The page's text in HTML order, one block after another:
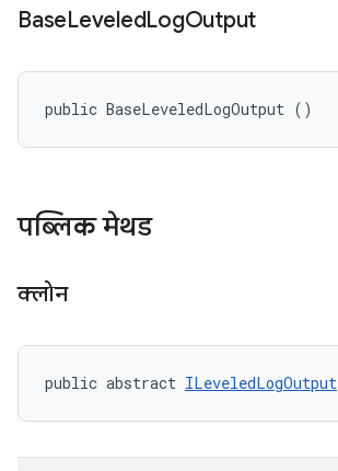
BaseLeveledLogOutput
public BaseLeveledLogOutput ()
पब्लिक मेथड
क्लोन
public abstract ILeveledLogOutput